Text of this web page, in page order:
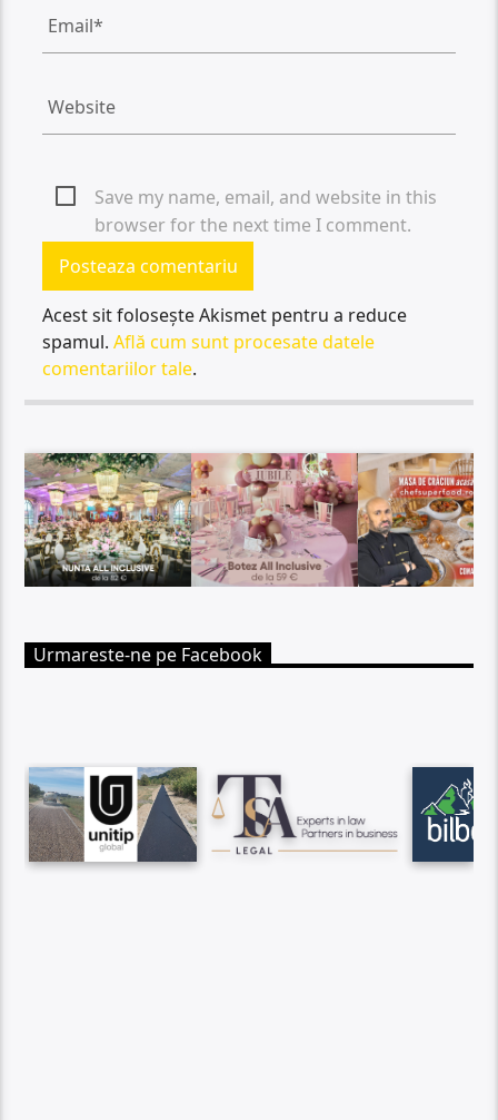
Save my name, email, and website in this
browser for the next time I comment.
Acest sit folosește Akismet pentru a reduce
spamul.Află cum sunt procesate datele
comentariilor tale.
Urmareste-ne pe Facebook